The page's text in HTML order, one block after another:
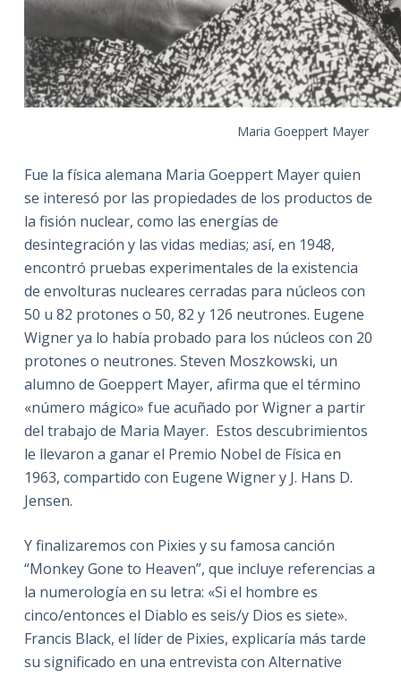
Maria Goeppert Mayer
Fue la física alemana Maria Goeppert Mayer quien
se interesó por las propiedades de los productos de
la fisión nuclear, como las energías de
desintegración y las vidas medias; así, en 1948,
encontró pruebas experimentales de la existencia
de envolturas nucleares cerradas para núcleos con
50 u 82 protones o 50, 82 y 126 neutrones. Eugene
Wigner ya lo había probado para los núcleos con 20
protones o neutrones. Steven Moszkowski, un
alumno de Goeppert Mayer, afirma que el término
«número mágico» fue acuñado por Wigner a partir
del trabajo de Maria Mayer. Estos descubrimientos
le llevaron a ganar el Premio Nobel de Física en
1963, compartido con Eugene Wigner y J. Hans D.
Jensen.
Y finalizaremos con Pixies y su famosa canción
“Monkey Gone to Heaven”, que incluye referencias a
la numerología en su letra: «Si el hombre es
cinco/entonces el Diablo es seis/y Dios es siete».
Francis Black, el líder de Pixies, explicaría más tarde
su significado en una entrevista con Alternative